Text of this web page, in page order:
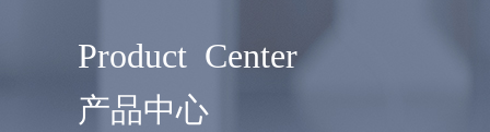
Product Center
产品中心